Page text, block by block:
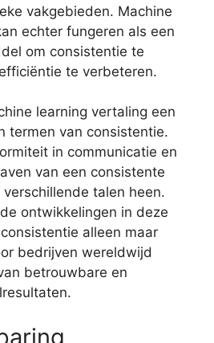
vakgebieden. Machine
echter fungeren als een
om consistentie te
te verbeteren.
learning vertaling een
termen van consistentie.
in communicatie en
van een consistente
talen heen.
ontwikkelingen in deze
alleen maar
bedrijven wereldwijd
betrouwbare en